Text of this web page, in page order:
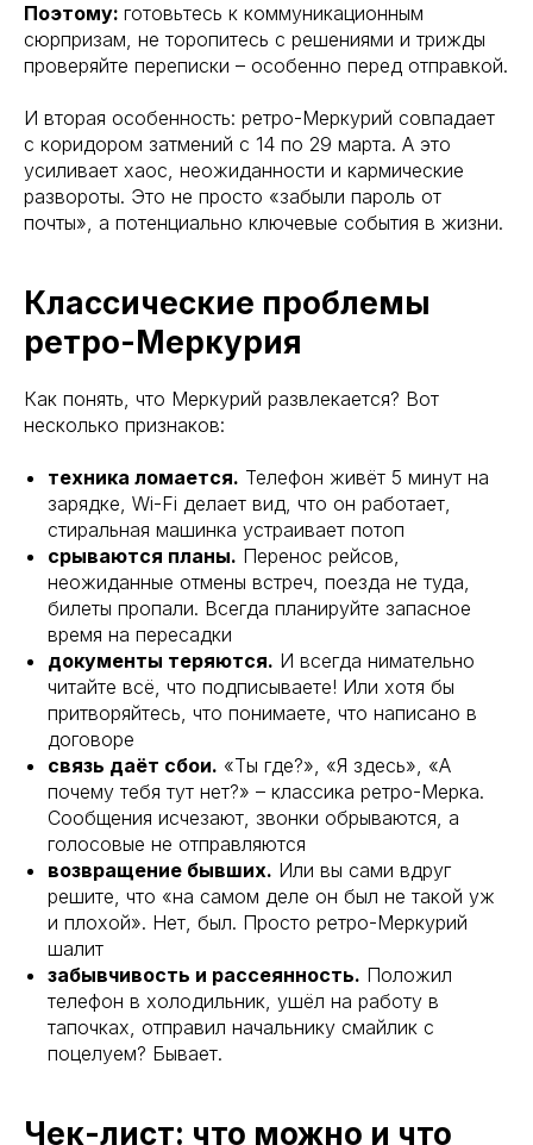
Поэтому: готовьтесь к коммуникационным
сюрпризам, не торопитесь с решениями и трижды
проверяйте переписки – особенно перед отправкой.
И вторая особенность: ретро-Меркурий совпадает
с коридором затмений с 14 по 29 марта. А это
усиливает хаос, неожиданности и кармические
развороты. Это не просто «забыли пароль от
почты», а потенциально ключевые события в жизни.
Классические проблемы
ретро-Меркурия
Как понять, что Меркурий развлекается? Вот
несколько признаков:
техника ломается. Телефон живёт 5 минут на
зарядке, Wi-Fi делает вид, что он работает,
стиральная машинка устраивает потоп
срываются планы. Перенос рейсов,
неожиданные отмены встреч, поезда не туда,
билеты пропали. Всегда планируйте запасное
время на пересадки
документы теряются. И всегда нимательно
читайте всё, что подписываете! Или хотя бы
притворяйтесь, что понимаете, что написано в
договоре
связь даёт сбои. «Ты где?», «Я здесь», «А
почему тебя тут нет?» – классика ретро-Мерка.
Сообщения исчезают, звонки обрываются, а
голосовые не отправляются
возвращение бывших. Или вы сами вдруг
решите, что «на самом деле он был не такой уж
и плохой». Нет, был. Просто ретро-Меркурий
шалит
забывчивость и рассеянность. Положил
телефон в холодильник, ушёл на работу в
тапочках, отправил начальнику смайлик с
поцелуем? Бывает.
Чек-лист: что можно и что